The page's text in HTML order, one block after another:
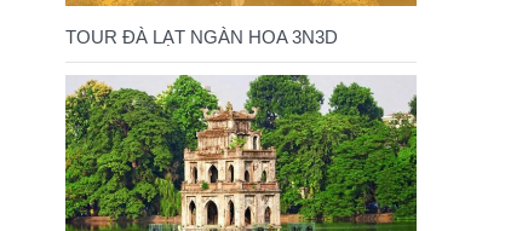
TOUR ĐÀ LẠT NGÀN HOA 3N3D